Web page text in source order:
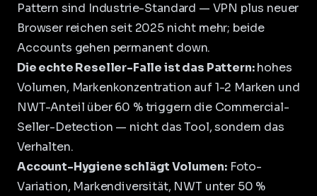
Pattern sind Industrie-Standard — VPN plus neuer
Browser reichen seit 2025 nicht mehr; beide
Accounts gehen permanent down.
Die echte Reseller-Falle ist das Pattern:hohes
Volumen, Markenkonzentration auf 1-2 Marken und
NWT-Anteil über 60 % triggern die Commercial-
Seller-Detection — nicht das Tool, sondern das
Verhalten.
Account-Hygiene schlägt Volumen:Foto-
Variation, Markendiversität, NWT unter 50 %